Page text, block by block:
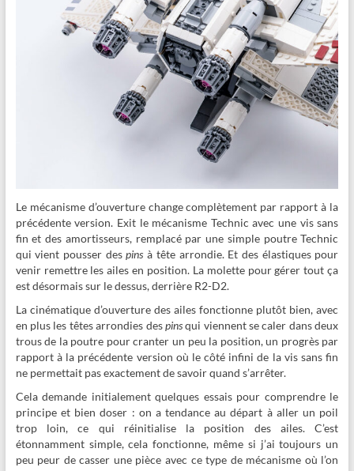
Le mécanisme d’ouverture change complètement par rapport à la
précédente version. Exit le mécanisme Technic avec une vis sans
fin et des amortisseurs, remplacé par une simple poutre Technic
qui vient pousser despins à tête arrondie. Et des élastiques pour
venir remettre les ailes en position. La molette pour gérer tout ça
est désormais sur le dessus, derrière R2-D2.
La cinématique d’ouverture des ailes fonctionne plutôt bien, avec
en plus les têtes arrondies despinsqui viennent se caler dans deux
trous de la poutre pour cranter un peu la position, un progrès par
rapport à la précédente version où le côté infini de la vis sans fin
ne permettait pas exactement de savoir quand s’arrêter.
Cela demande initialement quelques essais pour comprendre le
principe et bien doser : on a tendance au départ à aller un poil
trop loin, ce qui réinitialise la position des ailes. C’est
étonnamment simple, cela fonctionne, même si j’ai toujours un
peu peur de casser une pièce avec ce type de mécanisme où l’on